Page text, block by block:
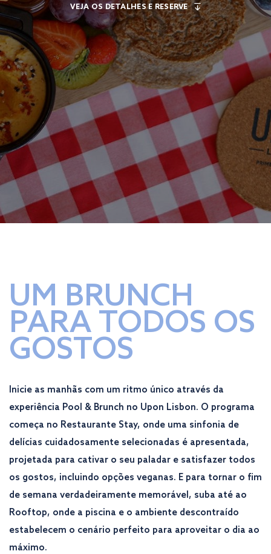
VEJA OS DETALHES E RESERVE
UM BRUNCH
PARA TODOS OS
GOSTOS
Inicie as manhãs com um ritmo único através da
experiência Pool & Brunch no Upon Lisbon. O programa
começa no Restaurante Stay, onde uma sinfonia de
delícias cuidadosamente selecionadas é apresentada,
projetada para cativar o seu paladar e satisfazer todos
os gostos, incluindo opções veganas. E para tornar o fim
de semana verdadeiramente memorável, suba até ao
Rooftop, onde a piscina e o ambiente descontraído
estabelecem o cenário perfeito para aproveitar o dia ao
máximo.